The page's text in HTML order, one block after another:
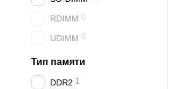
RDIMM 0
UDIMM 0
Тип памяти
DDR2 1